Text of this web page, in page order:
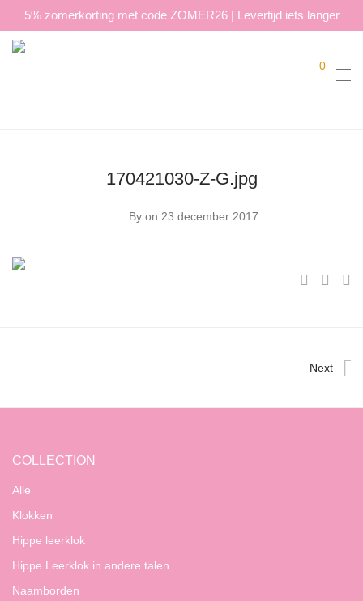
5% zomerkorting met code ZOMER26 | Levertijd iets langer
0
170421030-Z-G.jpg
By on 23 december 2017
Next
COLLECTION
Alle
Klokken
Hippe leerklok
Hippe Leerklok in andere talen
Naamborden